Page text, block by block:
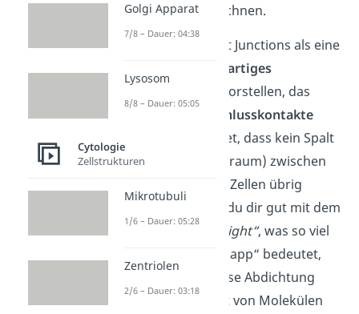
apikalenPol bezeichnen.
Du kannst dir Tight Junctions als eine
reißverschlussartiges
vorstellen, das
Verschlusskontakte
bildet. Das bedeutet, dass kein Spalt
(=kein Interzellularraum) zwischen
den benachbarten Zellen übrig
bleibt. Das kannst du dir gut mit dem
englischen Wort „
tight“, was so viel
wie „eng“ oder „knapp“ bedeutet,
merken. Durch diese Abdichtung
wird der Transport von Molekülen
Golgi Apparat
7/8 – Dauer: 04:38
Lysosom
8/8 – Dauer: 05:05
Cytologie
Zellstrukturen
Mikrotubuli
1/6 – Dauer: 05:28
Zentriolen
2/6 – Dauer: 03:18